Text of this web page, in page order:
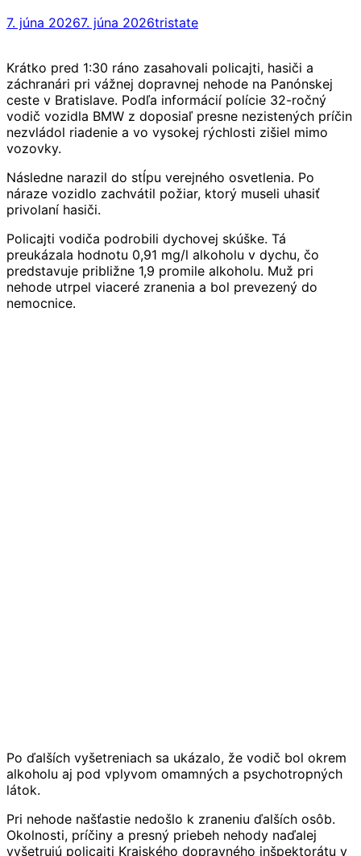
7. júna 20267. júna 2026tristate
Krátko pred 1:30 ráno zasahovali policajti, hasiči a
záchranári pri vážnej dopravnej nehode na Panónskej
ceste v Bratislave. Podľa informácií polície 32-ročný
vodič vozidla BMW z doposiaľ presne nezistených príčin
nezvládol riadenie a vo vysokej rýchlosti zišiel mimo
vozovky.
Následne narazil do stĺpu verejného osvetlenia. Po
náraze vozidlo zachvátil požiar, ktorý museli uhasiť
privolaní hasiči.
Policajti vodiča podrobili dychovej skúške. Tá
preukázala hodnotu 0,91 mg/l alkoholu v dychu, čo
predstavuje približne 1,9 promile alkoholu. Muž pri
nehode utrpel viaceré zranenia a bol prevezený do
nemocnice.
Po ďalších vyšetreniach sa ukázalo, že vodič bol okrem
alkoholu aj pod vplyvom omamných a psychotropných
látok.
Pri nehode našťastie nedošlo k zraneniu ďalších osôb.
Okolnosti, príčiny a presný priebeh nehody naďalej
vyšetrujú policajti Krajského dopravného inšpektorátu v